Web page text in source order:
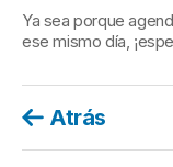
Ya sea porque
ese mismo día,
Atrás